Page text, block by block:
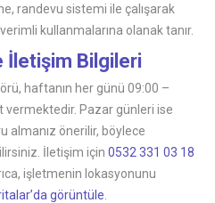
randevu sistemi ile çalışarak
kullanmalarına olanak tanır.
İletişim Bilgileri
haftanın her günü 09:00 –
vermektedir. Pazar günleri ise
almanız önerilir, böylece
İletişim için 0532 331 03 18
işletmenin lokasyonunu
görüntüle